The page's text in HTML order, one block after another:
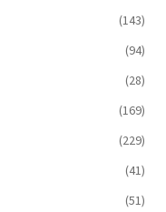
(143)
(94)
(28)
(169)
(229)
(41)
(51)